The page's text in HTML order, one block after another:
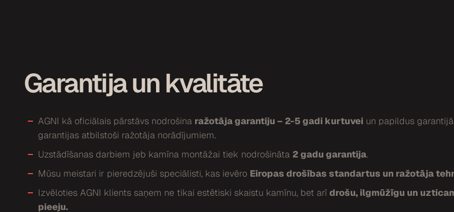
Garantija un kvalitāte
AGNI kā oficiālais pārstāvs nodrošina ražotāja garantiju – 2-5 gadi kurtuvei un papildus
garantijas atbilstoši ražotāja norādījumiem.
Uzstādīšanas darbiem jeb kamīna montāžai tiek nodrošināta 2 gadu garantija.
Mūsu meistari ir pieredzējuši speciālisti, kas ievēro Eiropas drošības standartus un ražotāja
Izvēloties AGNI klients saņem ne tikai estētiski skaistu kamīnu, bet arīdrošu, ilgmūžīgu un
pieeju.